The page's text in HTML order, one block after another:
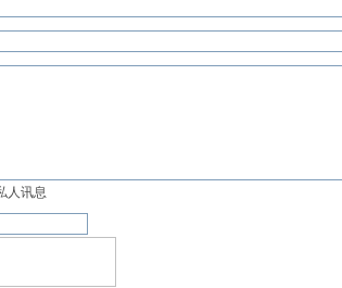
人讯息